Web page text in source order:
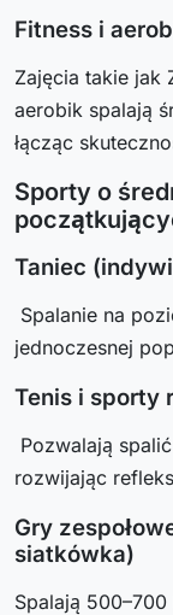
Fitness i
Zajęcia takie jak
aerobik spalają
łącząc
Sporty o
Taniec
Spalanie na
jednoczesnej
Tenis i sporty
Pozwalają
rozwijając
Gry
siatkówka)
Spalają